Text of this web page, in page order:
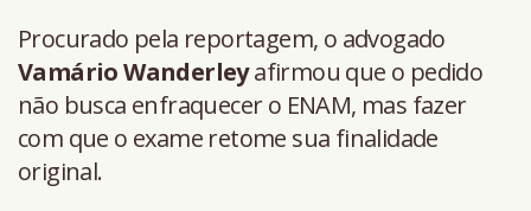
Procurado pela reportagem, o advogado
Vamário Wanderleyafirmou que o pedido
não busca enfraquecer o ENAM, mas fazer
com que o exame retome sua finalidade
original.